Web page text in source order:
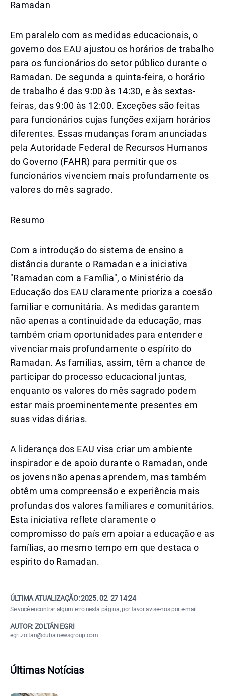
Ramadan
Em paralelo com as medidas educacionais, o
governo dos EAU ajustou os horários de trabalho
para os funcionários do setor público durante o
Ramadan. De segunda a quinta-feira, o horário
de trabalho é das 9:00 às 14:30, e às sextas-
feiras, das 9:00 às 12:00. Exceções são feitas
para funcionários cujas funções exijam horários
diferentes. Essas mudanças foram anunciadas
pela Autoridade Federal de Recursos Humanos
do Governo (FAHR) para permitir que os
funcionários vivenciem mais profundamente os
valores do mês sagrado.
Resumo
Com a introdução do sistema de ensino a
distância durante o Ramadan e a iniciativa
"Ramadan com a Família", o Ministério da
Educação dos EAU claramente prioriza a coesão
familiar e comunitária. As medidas garantem
não apenas a continuidade da educação, mas
também criam oportunidades para entender e
vivenciar mais profundamente o espírito do
Ramadan. As famílias, assim, têm a chance de
participar do processo educacional juntas,
enquanto os valores do mês sagrado podem
estar mais proeminentemente presentes em
suas vidas diárias.
A liderança dos EAU visa criar um ambiente
inspirador e de apoio durante o Ramadan, onde
os jovens não apenas aprendem, mas também
obtêm uma compreensão e experiência mais
profundas dos valores familiares e comunitários.
Esta iniciativa reflete claramente o
compromisso do país em apoiar a educação e as
famílias, ao mesmo tempo em que destaca o
espírito do Ramadan.
ÚLTIMA ATUALIZAÇÃO:2025. 02. 27 14:24
Se você encontrar algum erro nesta página, por favoravise-nos por e-mail .
AUTOR: ZOLTÁN EGRI
egri.zoltan@dubainewsgroup.com
Últimas Notícias